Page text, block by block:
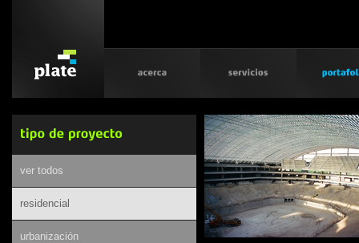
ver todos
residencial
urbanización